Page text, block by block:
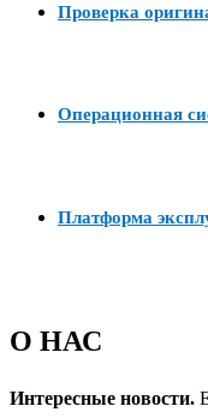
Проверка
Операционная
Платформа
О НАС
Интересные новости.